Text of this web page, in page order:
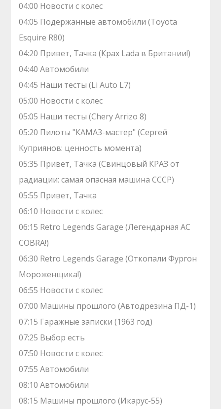
04:00 Новости с колес
04:05 Подержанные автомобили (Toyota
Esquire R80)
04:20 Привет, Тачка (Крах Lada в Британии!)
04:40 Автомобили
04:45 Наши тесты (Li Auto L7)
05:00 Новости с колес
05:05 Наши тесты (Chery Arrizo 8)
05:20 Пилоты "КАМАЗ-мастер" (Сергей
Куприянов: ценность момента)
05:35 Привет, Тачка (Свинцовый КРАЗ от
радиации: самая опасная машина СССР)
05:55 Привет, Тачка
06:10 Новости с колес
06:15 Retro Legends Garage (Легендарная AC
COBRA!)
06:30 Retro Legends Garage (Откопали Фургон
Мороженщика!)
06:55 Новости с колес
07:00 Машины прошлого (Автодрезина ПД-1)
07:15 Гаражные записки (1963 год)
07:25 Выбор есть
07:50 Новости с колес
07:55 Автомобили
08:10 Автомобили
08:15 Машины прошлого (Икарус-55)